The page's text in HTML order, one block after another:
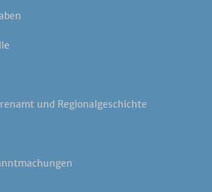
und Regionalgeschichte